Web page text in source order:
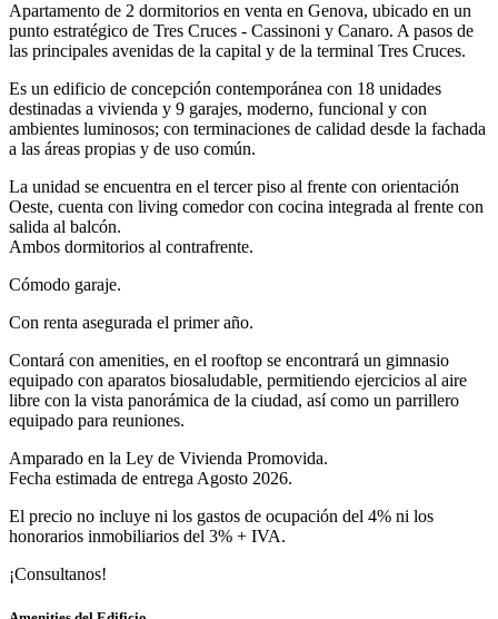
Apartamento de 2 dormitorios en venta en Genova, ubicado en un
punto estratégico de Tres Cruces - Cassinoni y Canaro. A pasos de
las principales avenidas de la capital y de la terminal Tres Cruces.
Es un edificio de concepción contemporánea con 18 unidades
destinadas a vivienda y 9 garajes, moderno, funcional y con
ambientes luminosos; con terminaciones de calidad desde la fachada
a las áreas propias y de uso común.
La unidad se encuentra en el tercer piso al frente con orientación
Oeste, cuenta con living comedor con cocina integrada al frente con
salida al balcón.
Ambos dormitorios al contrafrente.
Cómodo garaje.
Con renta asegurada el primer año.
Contará con amenities, en el rooftop se encontrará un gimnasio
equipado con aparatos biosaludable, permitiendo ejercicios al aire
libre con la vista panorámica de la ciudad, así como un parrillero
equipado para reuniones.
Amparado en la Ley de Vivienda Promovida.
Fecha estimada de entrega Agosto 2026.
El precio no incluye ni los gastos de ocupación del 4% ni los
honorarios inmobiliarios del 3% + IVA.
¡Consultanos!